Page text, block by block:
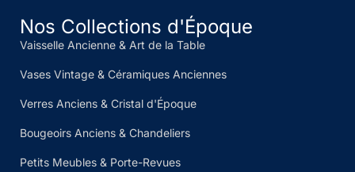
Nos Collections d'Époque
Vaisselle Ancienne & Art de la Table
Vases Vintage & Céramiques Anciennes
Verres Anciens & Cristal d'Époque
Bougeoirs Anciens & Chandeliers
Petits Meubles & Porte-Revues